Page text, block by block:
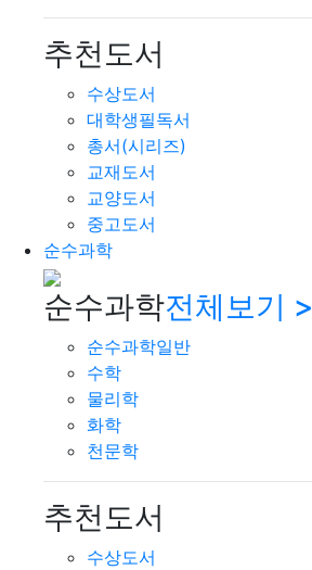
추천도서
수상도서
대학생필독서
총서(시리즈)
교재도서
교양도서
중고도서
순수과학
순수과학전체보기 >
순수과학일반
수학
물리학
화학
천문학
추천도서
수상도서